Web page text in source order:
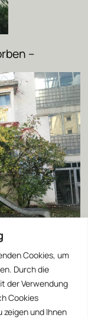
Cookies, um
Durch die
der Verwendung
Cookies
und Ihnen
–